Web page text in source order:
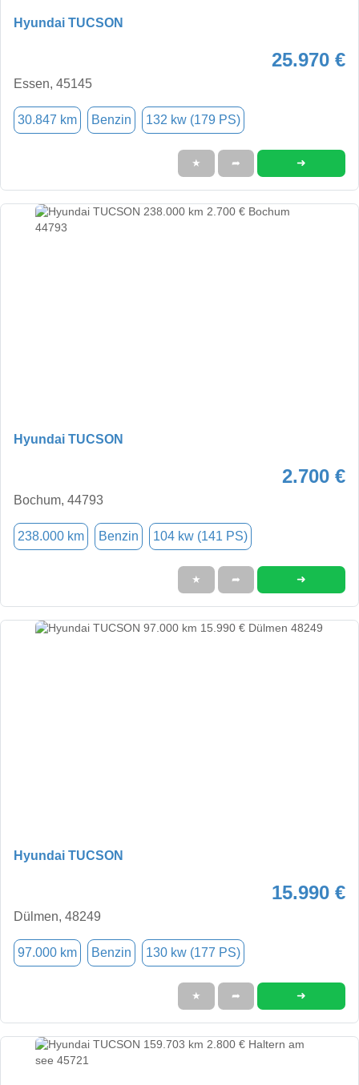
Hyundai TUCSON
25.970 €
Essen, 45145
30.847 km Benzin 132 kw (179 PS)
★ ➦ ➜
Hyundai TUCSON
2.700 €
Bochum, 44793
238.000 km Benzin 104 kw (141 PS)
★ ➦ ➜
Hyundai TUCSON
15.990 €
Dülmen, 48249
97.000 km Benzin 130 kw (177 PS)
★ ➦ ➜